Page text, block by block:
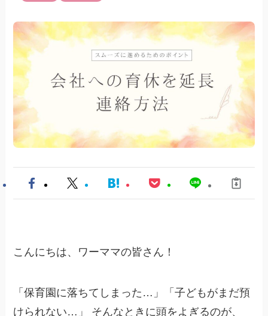
こんにちは、ワーママの皆さん！
「保育園に落ちてしまった…」「子どもがまだ預
けられない…」 そんなときに頭をよぎるのが、